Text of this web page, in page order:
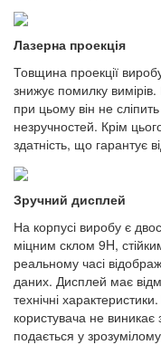
Лазерна проекція
Товщина проекції
знижує помилку
при цьому він не
незручностей. Крім
здатність, що гарантує
Зручний дисплей
На корпусі виробу є
міцним склом 9H,
реальному часі
даних. Дисплей має
технічні
користувача не
подається у